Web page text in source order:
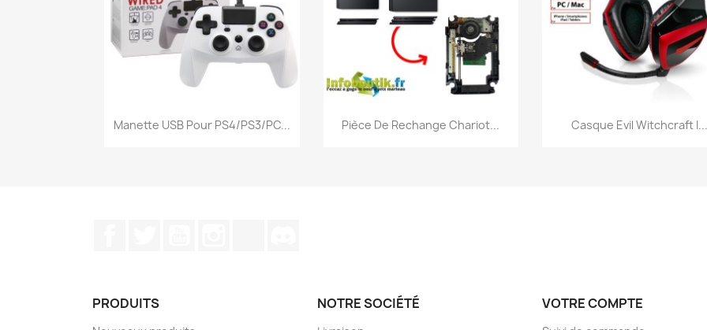
 Aperçu rapide
Manette USB Pour PS4/PS3/PC... Aperçu rapide
Pièce De Rechange Chariot... Aperçu rapide
Casque Evil Witchcraft I...
PRODUITS NOTRE SOCIÉTÉ VOTRE COMPTE